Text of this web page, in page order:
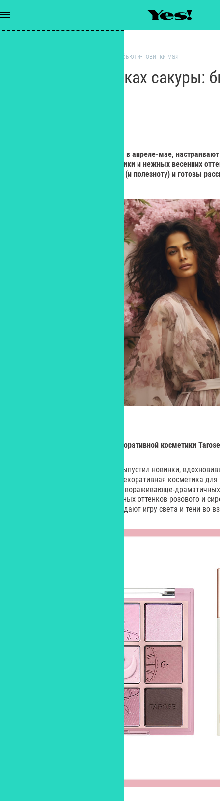
В нежных оттенках сакуры: бьюти-новинки мая
В нежных оттенках сакуры:
Бьюти-новинки, увидевшие свет в апреле-мае,
них много декоративной косметики и нежных весенних
протестировали всю эту красоту (и полезноту) и готовы
Лимитированная коллекция декоративной косметики
Корейский бренд Holika Holika выпустил новинки,
лимитированную серию вошла декоративная косметика
образов – от естественных до завораживающе-
палитра как теплых, так и холодных оттенков розового и
сияющим финишем, которые создают игру света и тени во